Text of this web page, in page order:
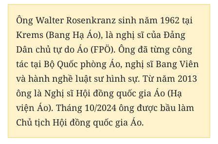
Ông Walter Rosenkranz sinh năm 1962 tại
Krems (Bang Hạ Áo), là nghị sĩ của Đảng
Dân chủ tự do Áo (FPÖ). Ông đã từng công
tác tại Bộ Quốc phòng Áo, nghị sĩ Bang Viên
và hành nghề luật sư hình sự. Từ năm 2013
ông là Nghị sĩ Hội đồng quốc gia Áo (Hạ
viện Áo). Tháng 10/2024 ông được bầu làm
Chủ tịch Hội đồng quốc gia Áo.